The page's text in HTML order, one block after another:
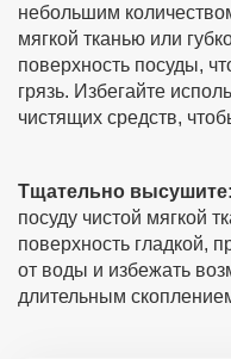
небольшим
мягкой тканью или
поверхность посуды,
грязь. Избегайте
чистящих средств,
Тщательно высушите:
посуду чистой мягкой
поверхность гладкой,
от воды и избежать
длительным